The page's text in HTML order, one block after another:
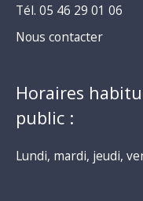
Tél. 05 46 29 01 06
Nous contacter
Horaires
public :
Lundi, mardi, jeudi,